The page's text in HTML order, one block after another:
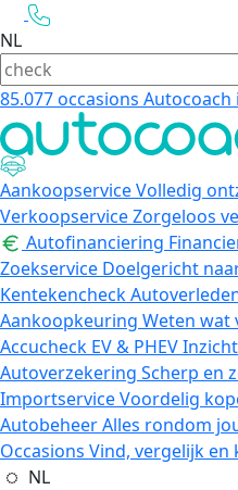
NL
85.077occasions Autocoach
AankoopserviceVolledig
VerkoopserviceZorgeloos
Autofinanciering
Zoekservice Doelgericht
Kentekencheck
Aankoopkeuring Weten wat
Accucheck EV & PHEV
Autoverzekering Scherp en
ImportserviceVoordelig
AutobeheerAlles rondom
Occasions Vind, vergelijk en
NL